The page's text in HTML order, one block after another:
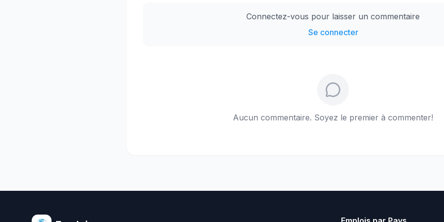
Connectez-vous pour laisser un commentaire
Se connecter
Aucun commentaire. Soyez le premier à commenter!